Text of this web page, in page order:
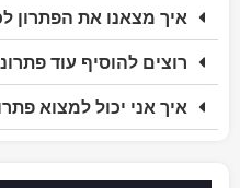
איך מצאנו את הפתרון
רוצים להוסיף עוד
איך אני יכול למצוא